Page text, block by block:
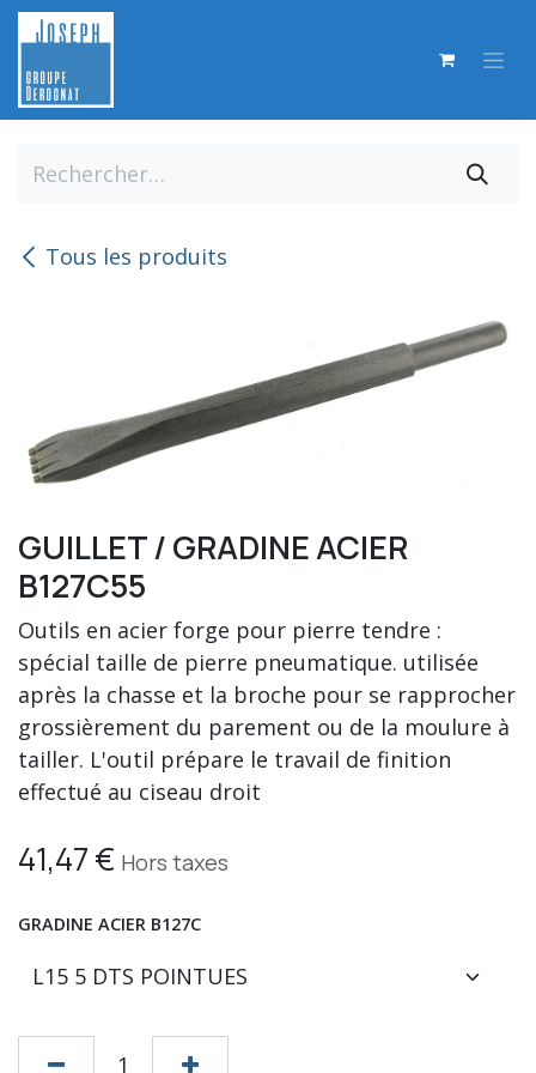
Se rendre au contenu
Tous les produits
GUILLET / GRADINE ACIER
B127C55
Outils en acier forge pour pierre tendre :
spécial taille de pierre pneumatique. utilisée
après la chasse et la broche pour se rapprocher
grossièrement du parement ou de la moulure à
tailler. L'outil prépare le travail de finition
effectué au ciseau droit
41,47€ Hors taxes
GRADINE ACIER B127C